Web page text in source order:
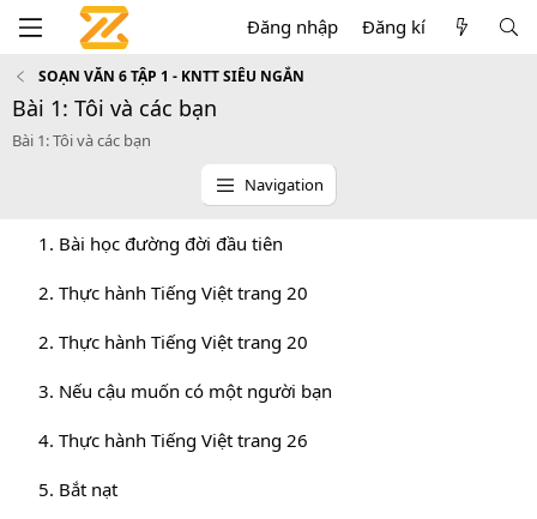
Đăng nhập Đăng kí
SOẠN VĂN 6 TẬP 1 - KNTT SIÊU NGẮN
Bài 1: Tôi và các bạn
Bài 1: Tôi và các bạn
Navigation
1. Bài học đường đời đầu tiên
2. Thực hành Tiếng Việt trang 20
2. Thực hành Tiếng Việt trang 20
3. Nếu cậu muốn có một người bạn
4. Thực hành Tiếng Việt trang 26
5. Bắt nạt